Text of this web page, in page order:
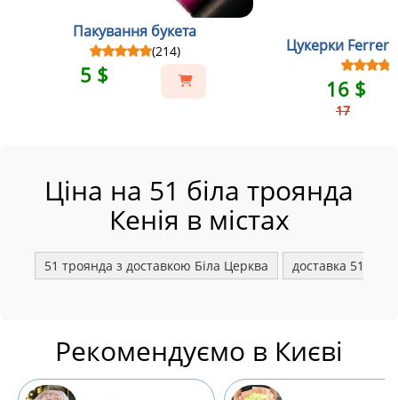
Пакування букета
(214)
5 $
Цукерки
16 $
17
Ціна на 51 біла троянда
Кенія в містах
51 троянда з доставкою Біла Церква доставка 51
Рекомендуємо в Києві